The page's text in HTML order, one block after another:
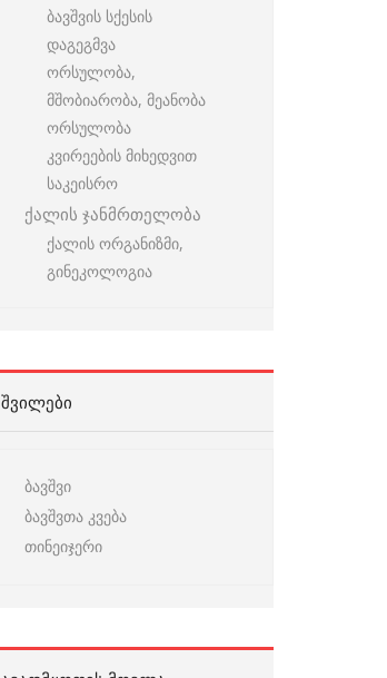
ბავშვის სქესის
დაგეგმვა
ორსულობა,
მშობიარობა, მეანობა
ორსულობა
კვირეების მიხედვით
საკეისრო
ქალის ჯანმრთელობა
ქალის ორგანიზმი,
გინეკოლოგია
ᲨᲕᲘᲚᲔᲑᲘ
ბავშვი
ბავშვთა კვება
თინეიჯერი